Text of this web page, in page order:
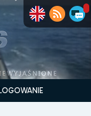
LOGOWANIE